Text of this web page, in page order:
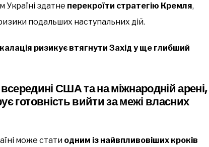
Україні здатне перекроїти стратегію Кремля,
подальших наступальних дій.
ризикує втягнути Захід у ще глибший
США та на міжнародній арені,
готовністьвийти за межі власних
може стати одним із найвпливовіших кроків